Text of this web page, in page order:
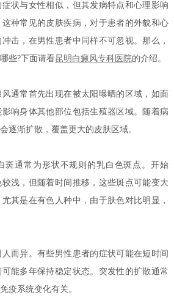
状与女性相似，但其发病特点和心理影响
种常见的皮肤疾病，对于患者的外貌和心
击，在男性患者中同样不可忽视。那么，
些?下面请看昆明白癜风专科医院的介绍。
常首先出现在被太阳曝晒的区域，如面
响身体其他部位包括生殖器区域。随着病
逐渐扩散，覆盖更大的皮肤区域。
通常为形状不规则的乳白色斑点。开始
浅，但随着时间推移，这些斑点可能变大
其是在有色人种中，由于肤色对比明显，
异。有些男性患者的症状可能在短时间
能多年保持稳定状态。突发性的扩散通常
疫系统变化有关。